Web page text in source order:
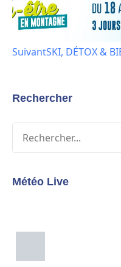
SuivantSKI, DÉTOX &
Rechercher
Météo Live